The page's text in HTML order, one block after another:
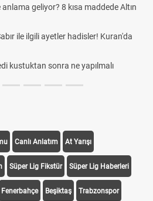
geliyor? 8 kısa maddede Altın
ile ilgili ayetler hadisler! Kuran'da
kustuktan sonra ne yapılmalı
Canlı Anlatım At Yarışı
Süper Lig Fikstür Süper Lig Haberleri
Fenerbahçe Beşiktaş Trabzonspor